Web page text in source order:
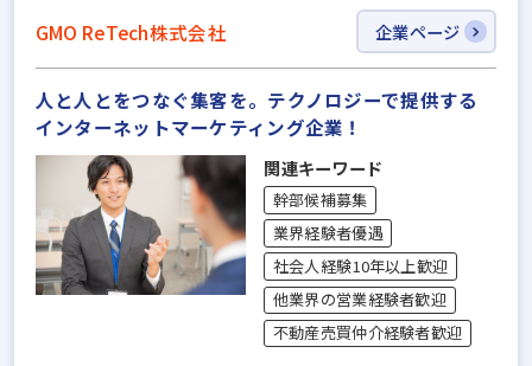
GMO ReTech株式会社 企業ページ
人と人とをつなぐ集客を。テクノロジーで提供する
インターネットマーケティング企業！
関連キーワード
幹部候補募集
業界経験者優遇
社会人経験10年以上歓迎
他業界の営業経験者歓迎
不動産売買仲介経験者歓迎